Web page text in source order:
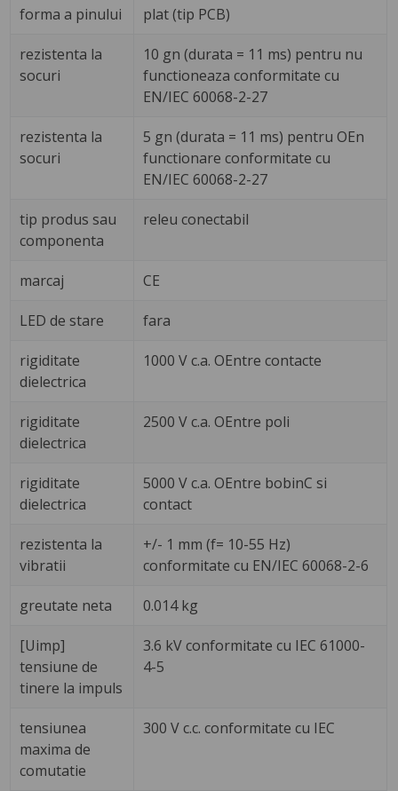
forma a pinului plat (tip PCB)
rezistenta la
socuri
10 gn (durata = 11 ms) pentru nu
functioneaza conformitate cu
EN/IEC 60068-2-27
rezistenta la
socuri
5 gn (durata = 11 ms) pentru OEn
functionare conformitate cu
EN/IEC 60068-2-27
tip produs sau
componenta
releu conectabil
marcaj CE
LED de stare fara
rigiditate
dielectrica
1000 V c.a. OEntre contacte
rigiditate
dielectrica
2500 V c.a. OEntre poli
rigiditate
dielectrica
5000 V c.a. OEntre bobinC si
contact
rezistenta la
vibratii
+/- 1 mm (f= 10-55 Hz)
conformitate cu EN/IEC 60068-2-6
greutate neta 0.014 kg
[Uimp]
tensiune de
tinere la impuls
3.6 kV conformitate cu IEC 61000-
4-5
tensiunea
maxima de
comutatie
300 V c.c. conformitate cu IEC